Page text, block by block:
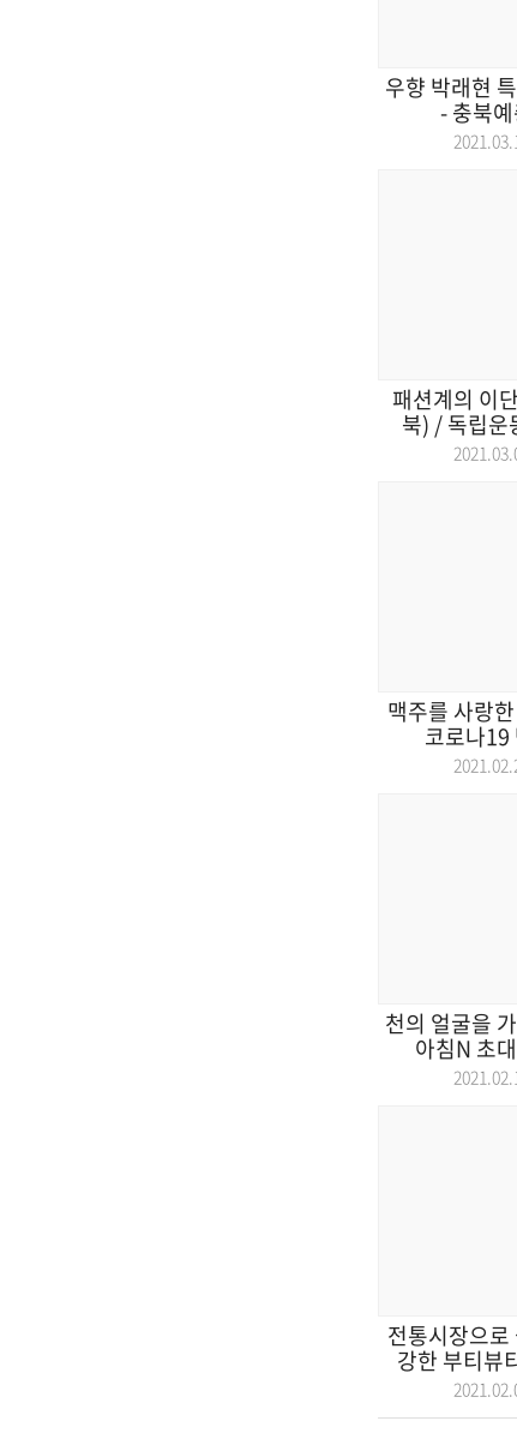
우향 박래현
- 충북
패션계의 이
북) / 독립운
맥주를 사랑
코로나19
천의 얼굴을
아침N 초
전통시장으
강한 부티뷰